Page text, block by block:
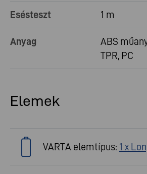
Esésteszt 1 m
Anyag
ABS
TPR, PC
Elemek
VARTA elemtípus: 1 x